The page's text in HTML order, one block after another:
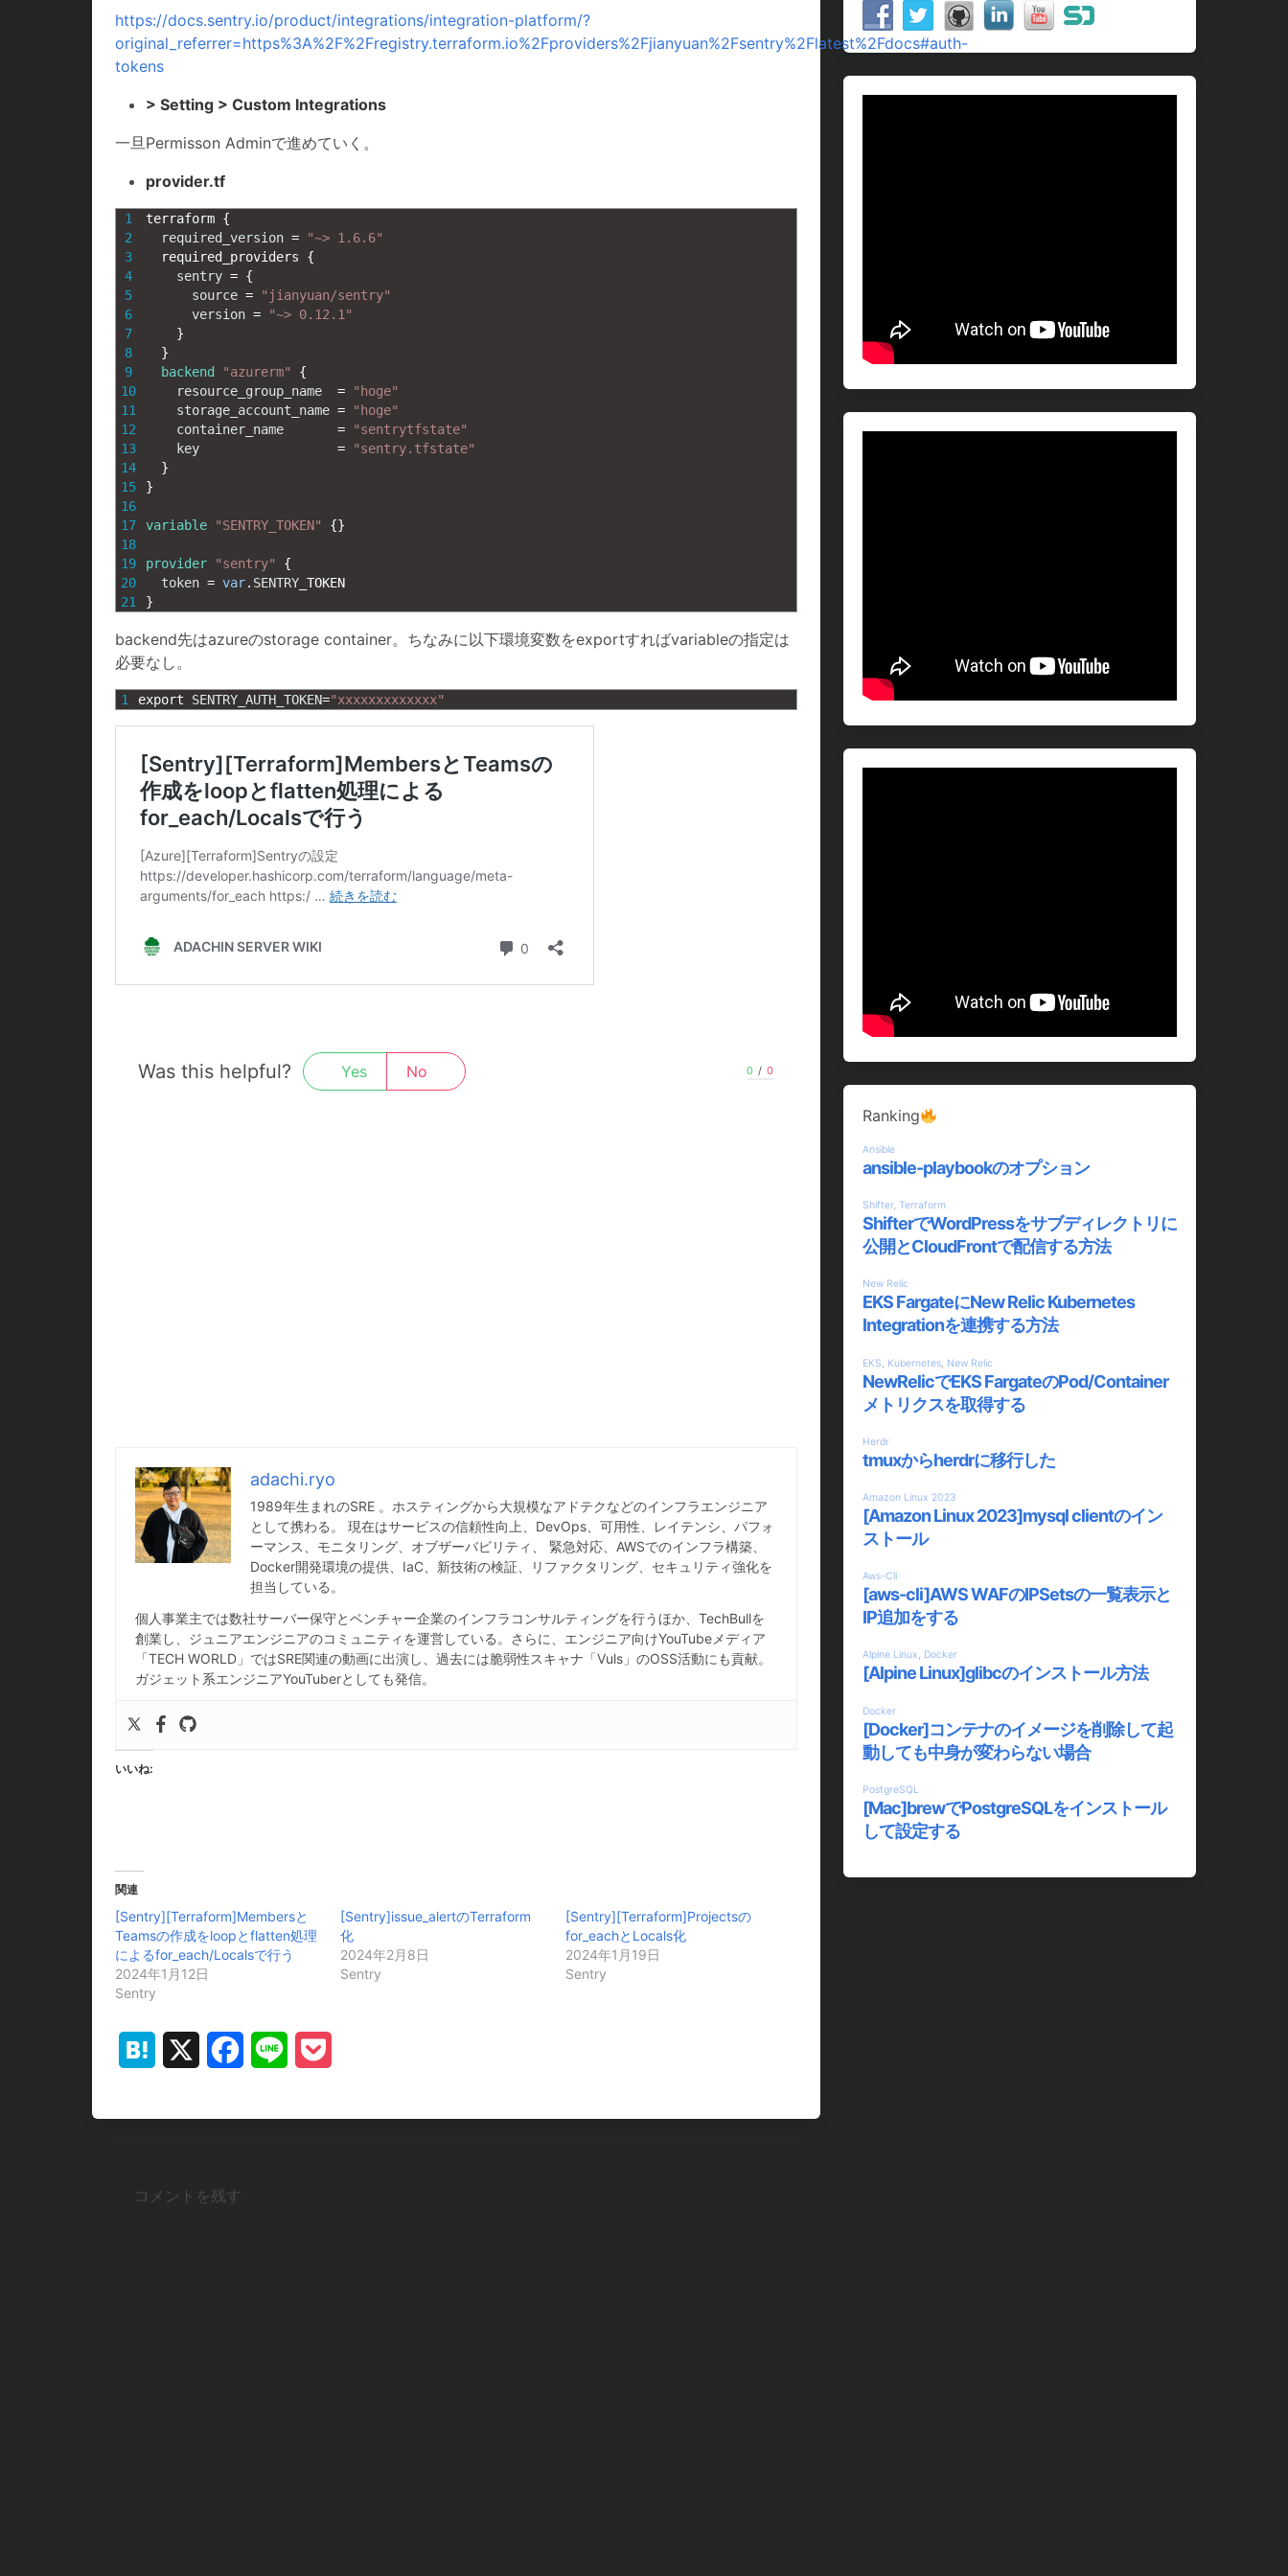
https://docs.sentry.io/product/integrations/integration-platform/?
original_referrer=https%3A%2F%2Fregistry.terraform.io%2Fproviders%2Fjianyuan%2Fsentry%2Flatest%2Fdocs#auth-
tokens
> Setting > Custom Integrations
一旦Permisson Adminで進めていく。
provider.tf
1
2
3
4
5
6
7
8
9
10
11
12
13
14
15
16
17
18
19
20
21
terraform {
required_version =
"~> 1.6.6"
required_providers
{
sentry = {
source =
"jianyuan/sentry"
version =
"~> 0.12.1"
}
}
backend
"azurerm"
{
resource_group_name
=
"hoge"
storage_account_name =
"hoge"
container_name
=
"sentrytfstate"
key
=
"sentry.tfstate"
}
}
variable "SENTRY_TOKEN" {}
provider "sentry"
{
token = var. SENTRY TOKEN
}
backend先はazureのstorage container。ちなみに以下環境変数をexportすればvariableの指定は
必要なし。
1 export SENTRY_AUTH_TOKEN="xxxxxxxxxxxxx"
Was this helpful? Yes No 0 / 0
adachi.ryo
1989年生まれのSRE 。ホスティングから大規模なアドテクなどのインフラエンジニア
として携わる。 現在はサービスの信頼性向上、DevOps、可用性、レイテンシ、パフォ
ーマンス、モニタリング、オブザーバビリティ、 緊急対応、AWSでのインフラ構築、
Docker開発環境の提供、IaC、新技術の検証、リファクタリング、セキュリティ強化を
担当している。
個人事業主では数社サーバー保守とベンチャー企業のインフラコンサルティングを行うほか、TechBullを
創業し、ジュニアエンジニアのコミュニティを運営している。さらに、エンジニア向けYouTubeメディア
「TECH WORLD」ではSRE関連の動画に出演し、過去には脆弱性スキャナ「Vuls」のOSS活動にも貢献。
ガジェット系エンジニアYouTuberとしても発信。
いいね:
関連
[Sentry][Terraform]Membersと
Teamsの作成をloopとflatten処理
によるfor_each/Localsで行う
2024年1月12日
Sentry
[Sentry]issue_alertのTerraform
化
2024年2月8日
Sentry
[Sentry][Terraform]Projectsの
for_eachとLocals化
2024年1月19日
Sentry
Hatena Facebook
Line
コメントを残す
Ranking